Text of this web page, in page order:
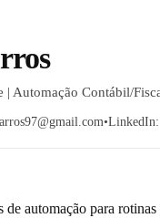
| Automação Contábil/
•LinkedIn:
automação para